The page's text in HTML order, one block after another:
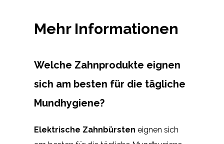
Mehr Informationen
Welche Zahnprodukte eignen
sich am besten für die tägliche
Mundhygiene?
Elektrische Zahnbürsten eignen sich